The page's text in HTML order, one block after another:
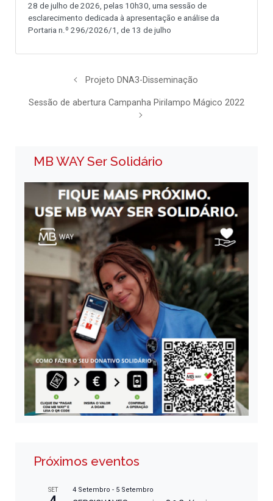
28 de julho de 2026, pelas 10h30, uma sessão de
esclarecimento dedicada à apresentação e análise da
Portaria n.º 296/2026/1, de 13 de julho
Projeto DNA3-Disseminação
Sessão de abertura Campanha Pirilampo Mágico 2022
MB WAY Ser Solidário
Próximos eventos
SET 4 Setembro - 5 Setembro